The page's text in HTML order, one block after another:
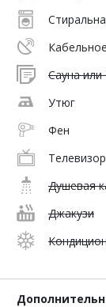
Сауна или
Утюг
Фен
Телевизор
Душевая
Джакузи